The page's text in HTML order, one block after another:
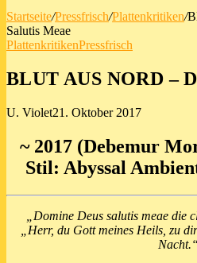
Startseite/Pressfrisch/Plattenkritiken/
Salutis Meae
PlattenkritikenPressfrisch
BLUT AUS NORD –
U. Violet21. Oktober 2017
~ 2017 (Debemur
Stil: Abyssal
„Domine Deus salutis meae die
„Herr, du Gott meines Heils, zu
Nacht.“